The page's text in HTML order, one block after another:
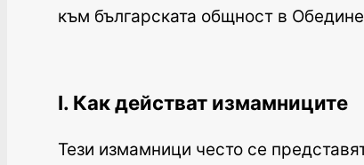
към българската общност в
I. Как действат измамниците
Тези измамници често се